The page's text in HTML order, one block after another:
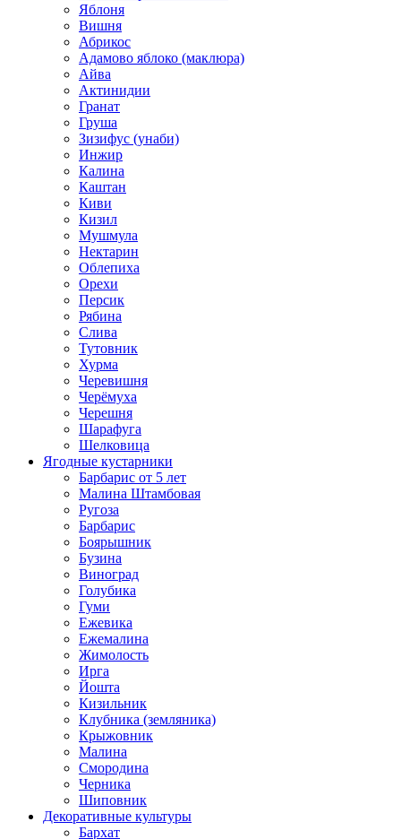
Яблоня
Вишня
Абрикос
Адамово яблоко (маклюра)
Айва
Актинидии
Гранат
Груша
Зизифус (унаби)
Инжир
Калина
Каштан
Киви
Кизил
Мушмула
Нектарин
Облепиха
Орехи
Персик
Рябина
Слива
Тутовник
Хурма
Черевишня
Черёмуха
Черешня
Шарафуга
Шелковица
Ягодные кустарники
Барбарис от 5 лет
Малина Штамбовая
Ругоза
Барбарис
Боярышник
Бузина
Виноград
Голубика
Гуми
Ежевика
Ежемалина
Жимолость
Ирга
Йошта
Кизильник
Клубника (земляника)
Крыжовник
Малина
Смородина
Черника
Шиповник
Декоративные культуры
Бархат